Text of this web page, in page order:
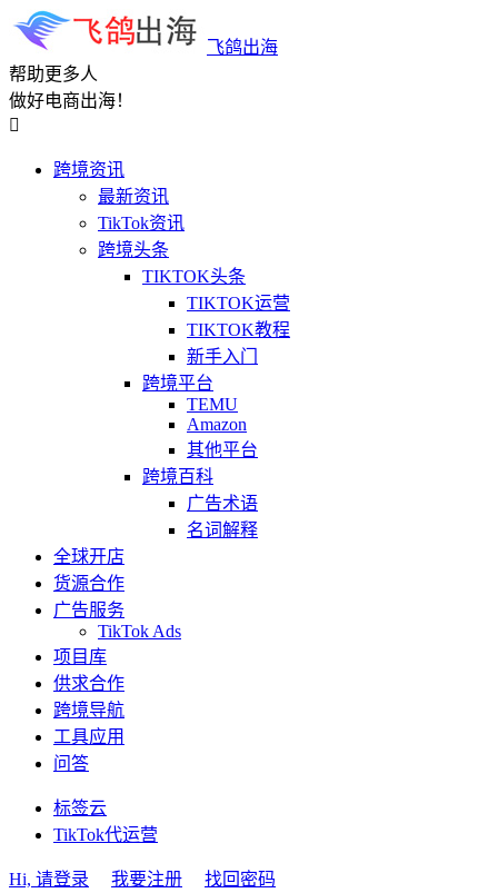
飞鸽出海
帮助更多人
做好电商出海！

跨境资讯
最新资讯
TikTok资讯
跨境头条
TIKTOK头条
TIKTOK运营
TIKTOK教程
新手入门
跨境平台
TEMU
Amazon
其他平台
跨境百科
广告术语
名词解释
全球开店
货源合作
广告服务
TikTok Ads
项目库
供求合作
跨境导航
工具应用
问答
标签云
TikTok代运营
Hi, 请登录 我要注册
找回密码